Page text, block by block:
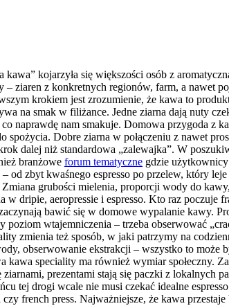
kawa” kojarzyła się większości osób z
ziaren z konkretnych regionów, farm, a nawet
krokiem jest zrozumienie, że kawa to
na smak w filiżance. Jedne ziarna dają nuty
naprawdę nam smakuje. Domowa przygoda z
spożycia. Dobre ziarna w połączeniu z nawet
dalej niż standardowa „zalewajka”. W
branżowe forum tematyczne gdzie
od zbyt kwaśnego espresso po przelew, który
grubości mielenia, proporcji wody do
w dripie, aeropressie i espresso. Kto raz
bawić się w domowe wypalanie kawy.
wtajemniczenia – trzeba obserwować
zmienia też sposób, w jaki patrzymy na
obserwowanie ekstrakcji – wszystko to
kawa speciality ma również wymiar społeczny.
prezentami stają się paczki z lokalnych
tej drogi wcale nie musi czekać idealne
french press. Najważniejsze, że kawa